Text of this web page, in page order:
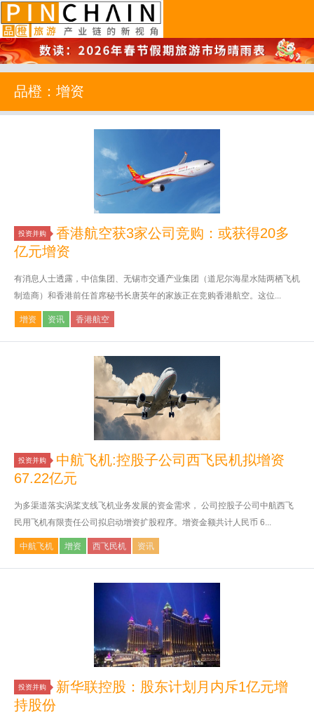
品橙旅游
品橙：增资
投资并购
香港航空获3家公司竞购：或获得20多
亿元增资
有消息人士透露，中信集团、无锡市交通产业集团（道尼尔海星水陆两栖飞机
制造商）和香港前任首席秘书长唐英年的家族正在竞购香港航空。这位...
增资 资讯 香港航空
投资并购
中航飞机:控股子公司西飞民机拟增资
67.22亿元
为多渠道落实涡桨支线飞机业务发展的资金需求， 公司控股子公司中航西飞
民用飞机有限责任公司拟启动增资扩股程序。增资金额共计人民币 6...
中航飞机 增资 西飞民机 资讯
投资并购
新华联控股：股东计划月内斥1亿元增
持股份